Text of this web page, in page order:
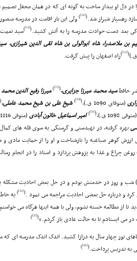
در دل او بیدار ساخت به گونه اى که در همان محفل
رهسپار شیراز شد.(
[10]
)ولى این بار اقامت در مدرسه
بعد دست حوادث مدرسه را به آتش کشید.(
[12]
)سید نعمت
بن ملاصدرا، شاه ابوالولى بن شاه تقى الدین
(
[14]
)راه اصفهان را پیش گرفت.
حافظسید محمد میرزا جزایرى،(
[15]
)میرزا رفیع الدین
(متوفاى 1090 ق.)، (
[18]
)شیخ على بن شیخ محمد عاملى،(
(متوفى 1098 ق.)، (
[21]
)امیر اسماعیل خاتون آبادى (متوفى 1116 ق.)،
بهره گرفته، در تهیدستى و گرسنگى به سوى قله هاى
گوهر صباغیه را بازشناخت و او را از حمایت مادى
چراغ و غذا به پژوهش پردازد و استاد را در انجام
شب و روز در خدمتش بودم و در حل بعض احادیث مشکله
کرد و درباره حل بعضى احادیث مراجعه مى نمود .(
[24]
)به
تا از مطالعه خسته نشوم، ولى با همه اینها هرگاه مى
مى ایستادم تا به حالت عادى باز گردم.»(
[25]
)
نور چهار سال به درازا کشید. اندک اندک مدرسه اى که
به تدریس پرداخت.(
[26]
)